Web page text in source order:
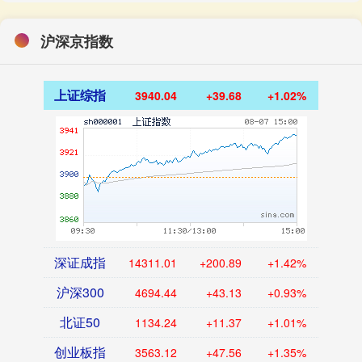
沪深京指数
上证综指 3940.04 +39.68 +1.02%
深证成指 14311.01 +200.89 +1.42%
沪深300 4694.44 +43.13 +0.93%
北证50 1134.24 +11.37 +1.01%
创业板指 3563.12 +47.56 +1.35%